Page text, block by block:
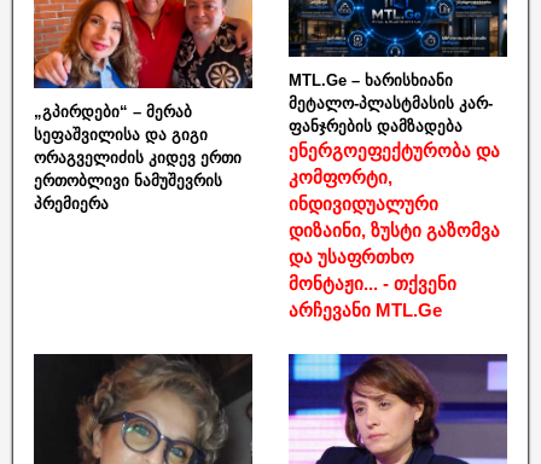
„გპირდები“ – მერაბ
სეფაშვილისა და გიგი
ორაგველიძის კიდევ ერთი
ერთობლივი ნამუშევრის
პრემიერა
MTL.Ge – ხარისხიანი
მეტალო-პლასტმასის კარ-
ფანჯრების დამზადება
ენერგოეფექტურობა და
კომფორტი,
ინდივიდუალური
დიზაინი, ზუსტი გაზომვა
და უსაფრთხო
მონტაჟი... - თქვენი
არჩევანი MTL.Ge